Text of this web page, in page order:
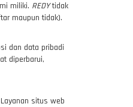
miliki. REDYtidak
maupun tidak).
dan data pribadi
diperbarui,
situs web